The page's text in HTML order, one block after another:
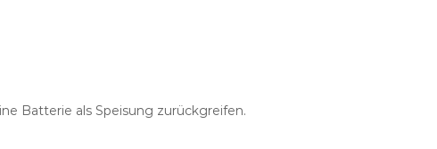
Batterie als Speisung zurückgreifen.